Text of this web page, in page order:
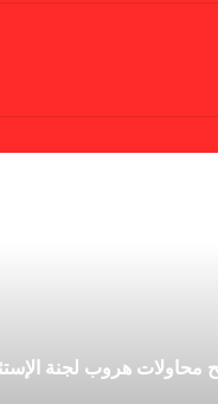
محاولات هروب لجنة